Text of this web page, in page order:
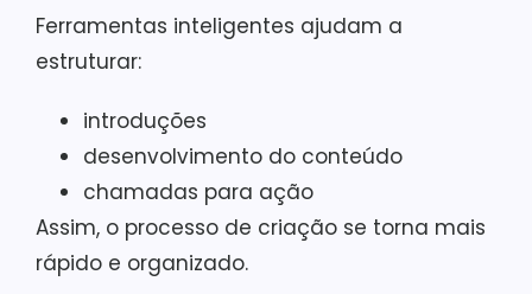
Ferramentas inteligentes ajudam a
estruturar:
introduções
desenvolvimento do conteúdo
chamadas para ação
Assim, o processo de criação se torna mais
rápido e organizado.